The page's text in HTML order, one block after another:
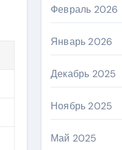
Февраль 2026
Январь 2026
Декабрь 2025
Ноябрь 2025
Май 2025